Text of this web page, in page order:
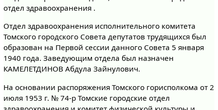
отдел здравоохранения .
Отдел здравоохранения исполнительного комитета
Томского городского Совета депутатов трудящихся был
образован на Первой сессии данного Совета 5 января
1940 года. Заведующим отдела был назначен
КАМЕЛЕТДИНОВ Абдула Зайнулович.
На основании распоряжения Томского горисполкома от 2
июля 1953 г. № 74-р Томские городские отдел